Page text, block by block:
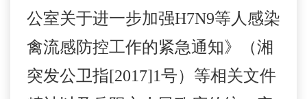
公室关于进一步加强H7N9等人感染
禽流感防控工作的紧急通知》（湘
突发公卫指[2017]1号） 等相关文件